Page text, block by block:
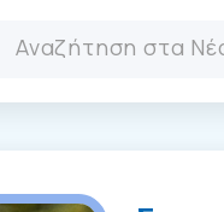
Αναζήτηση στα